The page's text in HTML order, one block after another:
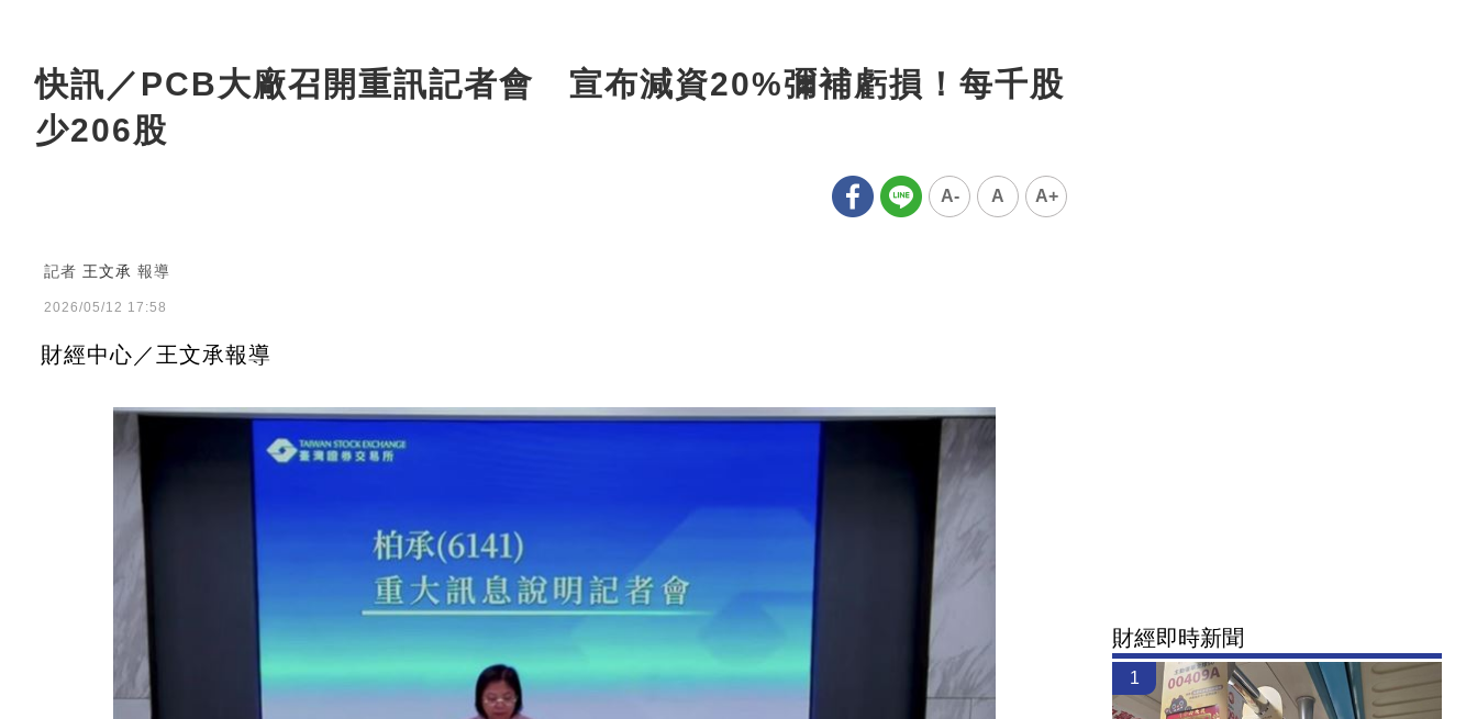
快訊／PCB大廠召開重訊記者會 宣布減資20%彌補虧損！每千股
少206股
A- A A+
記者 王文承 報導
2026/05/12 17:58
財經中心／王文承報導
財經即時新聞
1